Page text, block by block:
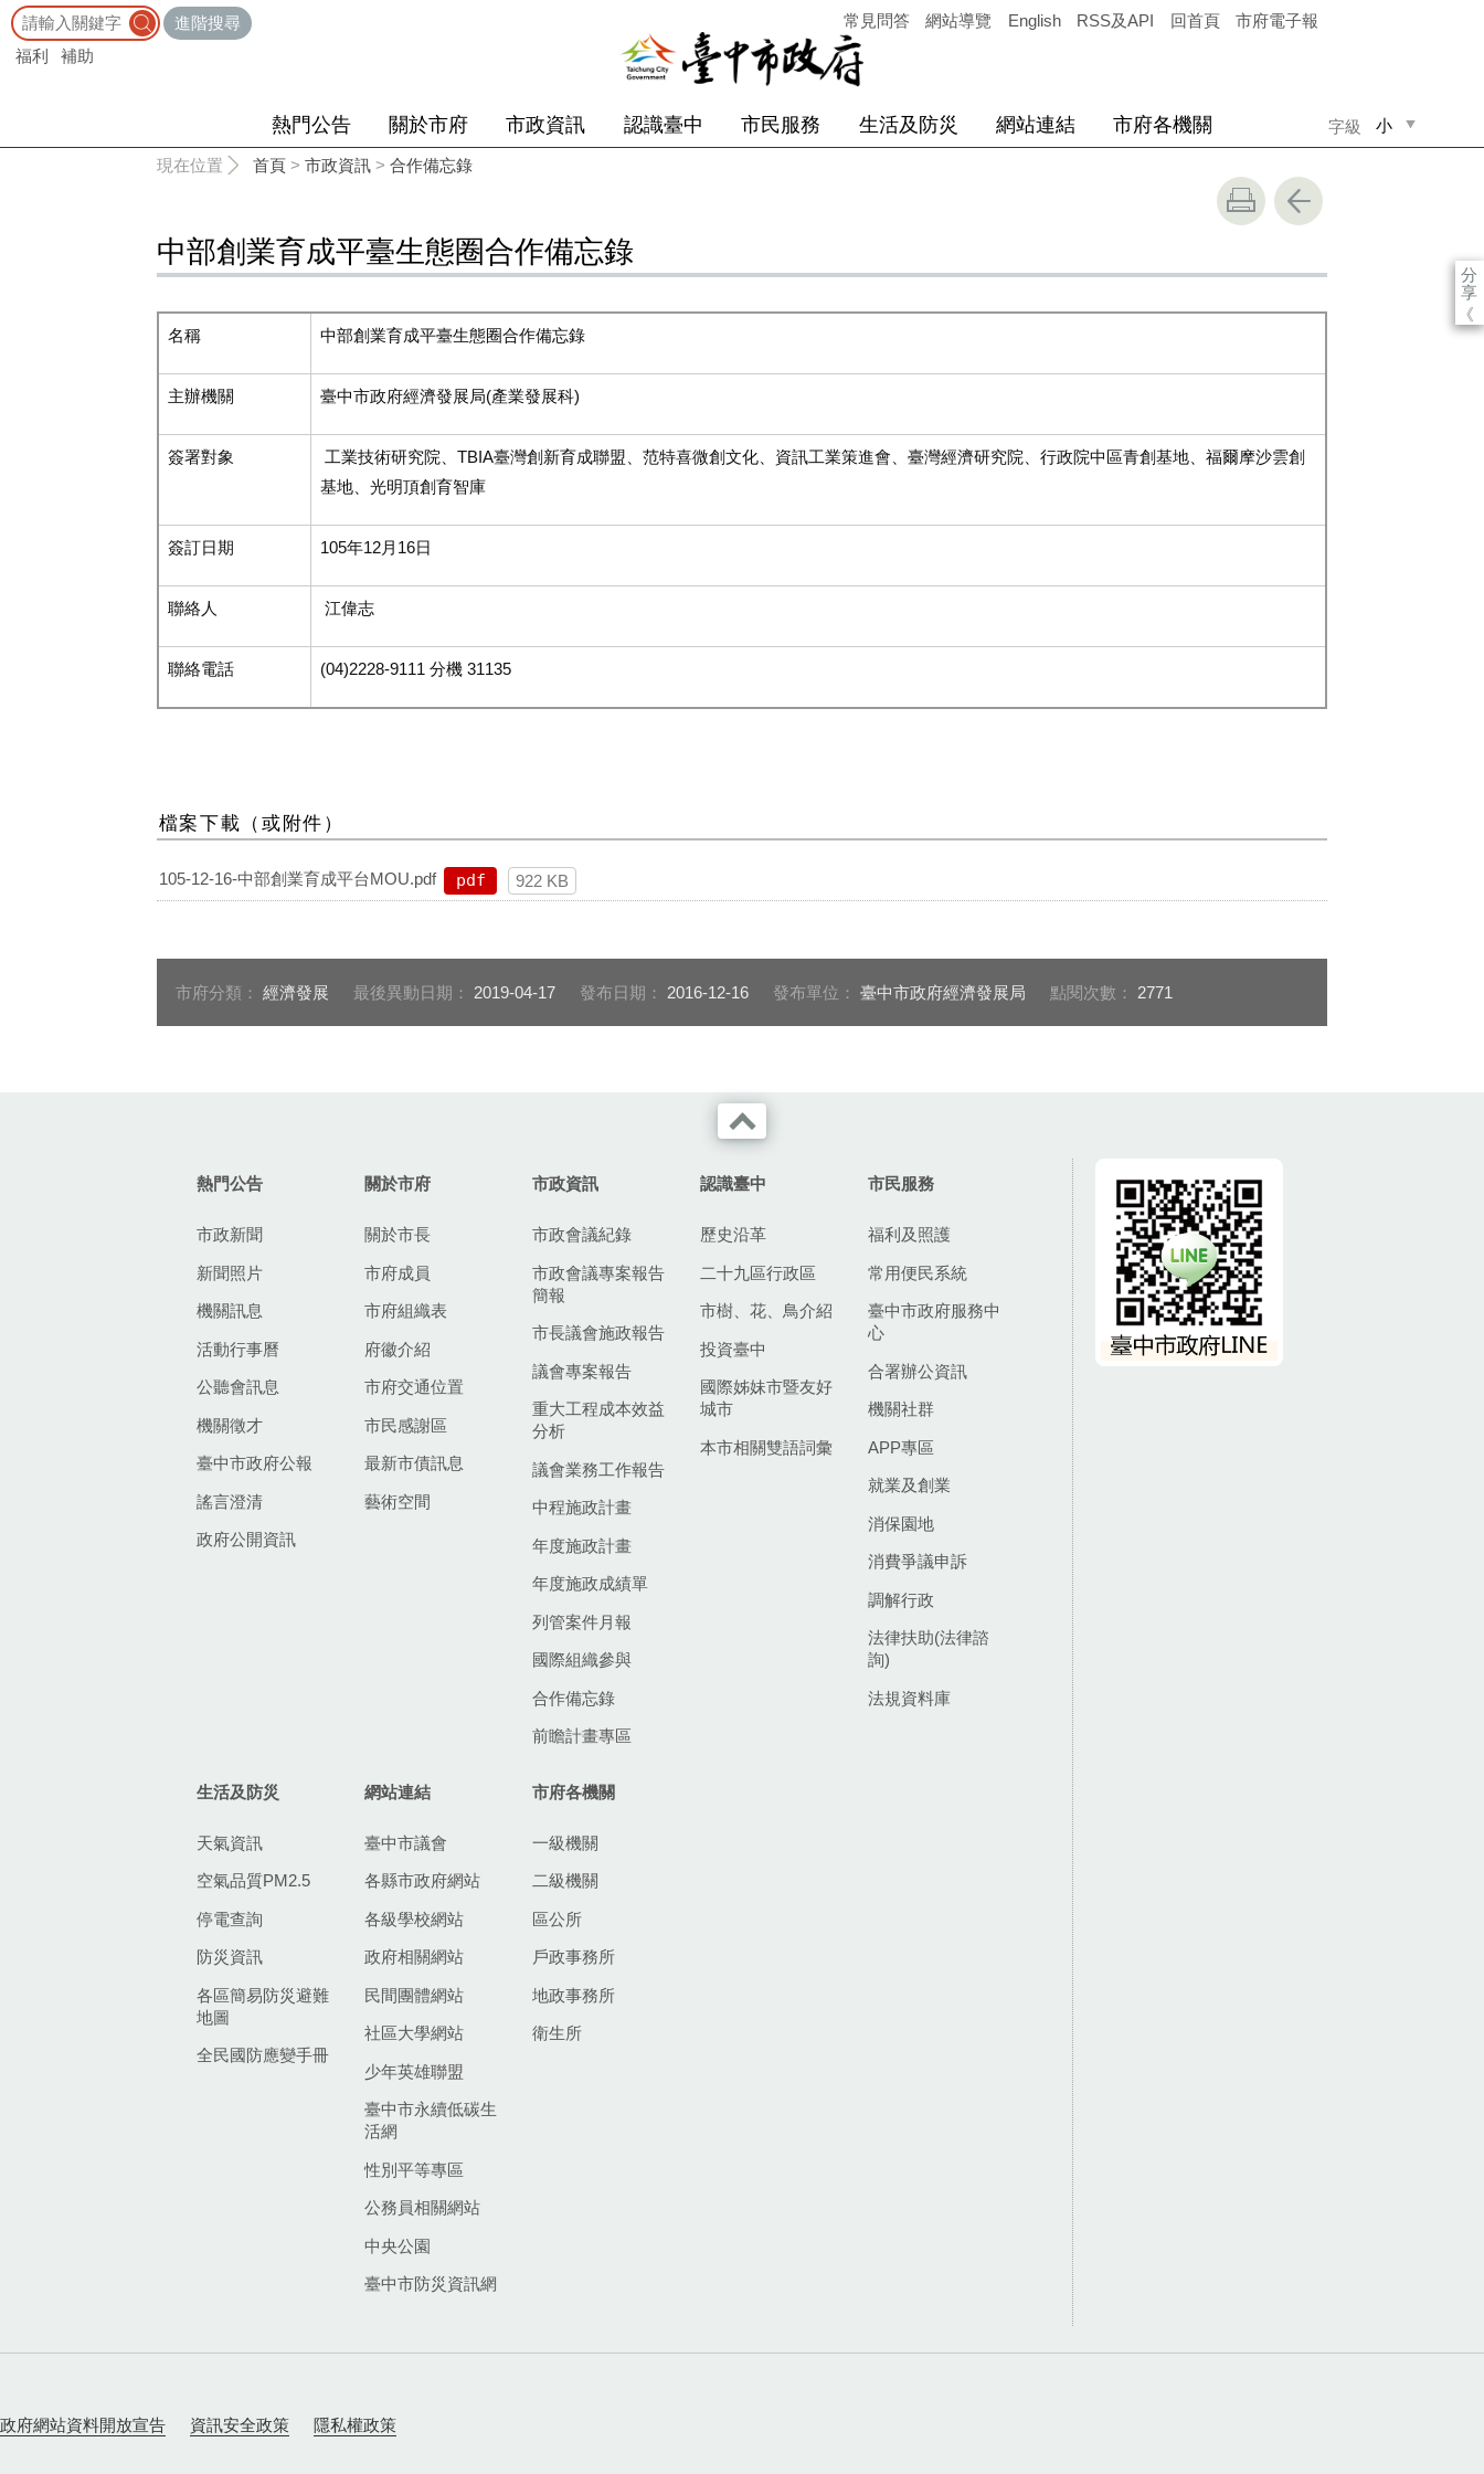
進階搜尋
福利
補助
常見問答 網站導覽 English RSS及API 回首頁 市府電子報
字級 小
熱門公告 關於市府 市政資訊 認識臺中 市民服務 生活及防災 網站連結 市府各機關
現在位置 首頁 > 市政資訊 > 合作備忘錄
分
享
《
中部創業育成平臺生態圈合作備忘錄
名稱 中部創業育成平臺生態圈合作備忘錄
主辦機關 臺中市政府經濟發展局(產業發展科)
簽署對象
工業技術研究院、TBIA臺灣創新育成聯盟、范特喜微創文化、資訊工業策進會、臺灣經濟研究院、行政院中區青創基地、福爾摩沙雲創
基地、光明頂創育智庫
簽訂日期 105年12月 16日
聯絡人 江偉志
聯絡電話 (04)2228-9111 分機31135
檔案下載（或附件）
105-12-16-中部創業育成平台MOU.pdf pdf 922 KB
市府分類： 經濟發展 最後異動日期： 2019-04-17 發布日期： 2016-12-16 發布單位： 臺中市政府經濟發展局 點閱次數： 2771
熱門公告
市政新聞
新聞照片
機關訊息
活動行事曆
公聽會訊息
機關徵才
臺中市政府公報
謠言澄清
政府公開資訊
關於市府
關於市長
市府成員
市府組織表
府徽介紹
市府交通位置
市民感謝區
最新市債訊息
藝術空間
市政資訊
市政會議紀錄
市政會議專案報告
簡報
市長議會施政報告
議會專案報告
重大工程成本效益
分析
議會業務工作報告
中程施政計畫
年度施政計畫
年度施政成績單
列管案件月報
國際組織參與
合作備忘錄
前瞻計畫專區
認識臺中
歷史沿革
二十九區行政區
市樹、花、鳥介紹
投資臺中
國際姊妹市暨友好
城市
本市相關雙語詞彙
市民服務
福利及照護
常用便民系統
臺中市政府服務中
心
合署辦公資訊
機關社群
APP專區
就業及創業
消保園地
消費爭議申訴
調解行政
法律扶助(法律諮
詢)
法規資料庫
生活及防災
天氣資訊
空氣品質PM2.5
停電查詢
防災資訊
各區簡易防災避難
地圖
全民國防應變手冊
網站連結
臺中市議會
各縣市政府網站
各級學校網站
政府相關網站
民間團體網站
社區大學網站
少年英雄聯盟
臺中市永續低碳生
活網
性別平等專區
公務員相關網站
中央公園
臺中市防災資訊網
市府各機關
一級機關
二級機關
區公所
戶政事務所
地政事務所
衛生所
政府網站資料開放宣告 資訊安全政策 隱私權政策